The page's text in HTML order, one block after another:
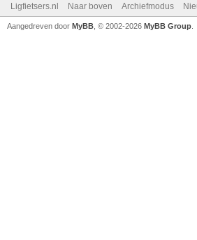
Ligfietsers.nl Naar boven Archiefmodus
Aangedreven door MyBB , © 2002-2026 MyBB Group